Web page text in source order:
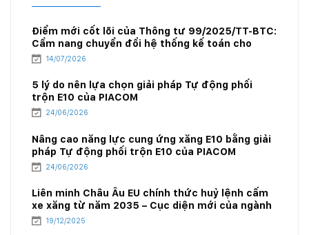
Điểm mới cốt lõi của Thông tư 99/2025/TT-BTC:
Cẩm nang chuyển đổi hệ thống kế toán cho
doanh nghiệp xăng dầu
14/07/2026
5 lý do nên lựa chọn giải pháp Tự động phối
trộn E10 của PIACOM
24/06/2026
Nâng cao năng lực cung ứng xăng E10 bằng giải
pháp Tự động phối trộn E10 của PIACOM
24/06/2026
Liên minh Châu Âu EU chính thức huỷ lệnh cấm
xe xăng từ năm 2035 – Cục diện mới của ngành
năng lượng
19/12/2025